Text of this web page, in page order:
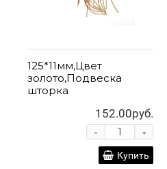
125*11мм,Цвет
золото,Подвеска
шторка
152.00руб.
+
-
Купить